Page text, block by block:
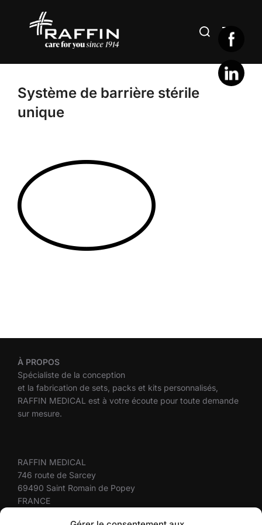
Rechercher :
Système de barrière stérile
unique
À PROPOS
Spécialiste de la conception
et la fabrication de sets, packs et kits personnalisés,
RAFFIN MEDICAL est à votre écoute pour toute demande
sur mesure.
RAFFIN MEDICAL
746 route de Sarcey
69490 Saint Romain de Popey
FRANCE